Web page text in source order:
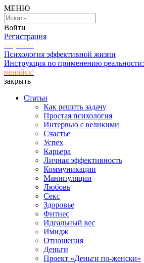
МЕНЮ
Войти
Регистрация
Корзина
Психология эффективной жизни
Инструкция по применению реальности:
меняйся!
закрыть
Статьи
Как решить задачу
Простая психология
Интервью с великими
Счастье
Успех
Карьера
Личная эффективность
Коммуникации
Манипуляции
Любовь
Секс
Здоровье
Фитнес
Идеальный вес
Имидж
Отношения
Деньги
Проект «Деньги по-женски»